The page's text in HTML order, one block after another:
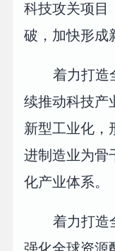
科技攻关项目
破，加快形成
着力打造
续推动科技产
新型工业化，
进制造业为骨
化产业体系。
着力打造